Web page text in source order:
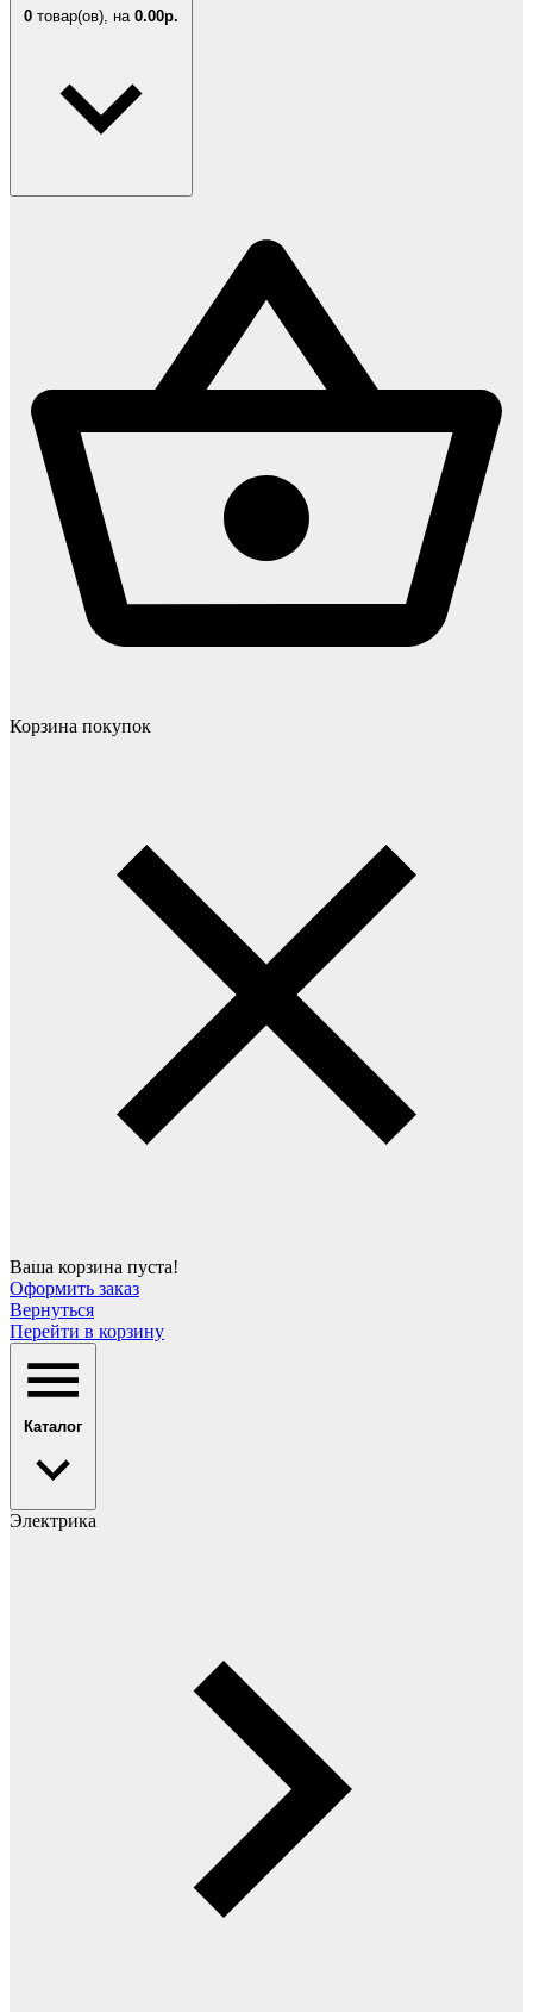
0 товар(ов), на 0.00р.
Корзина покупок
Ваша корзина пуста!
Оформить заказ
Вернуться
Перейти в корзину
Каталог
Электрика